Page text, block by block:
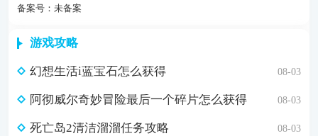
备案号：未备案
游戏攻略
幻想生活i蓝宝石怎么获得 08-03
阿彻威尔奇妙冒险最后一个碎片怎么获得 08-03
死亡岛2清洁溜溜任务攻略 08-03